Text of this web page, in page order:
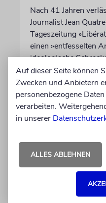
Nach 41 Jahren
Journalist Jean
Tageszeitung
einen »entfesselten
ideologische
06.08.2026
Auf dieser Seite können
Zwecken und Anbietern
personenbezogene
verarbeiten.
in unserer
ALLES ABLEHNEN